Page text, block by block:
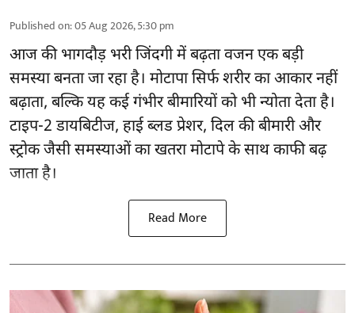
Published on:05 Aug 2026, 5:30 pm
आज की भागदौड़ भरी जिंदगी में बढ़ता वजन एक बड़ी
समस्या बनता जा रहा है। मोटापा सिर्फ शरीर का आकार नहीं
बढ़ाता, बल्कि यह कई गंभीर बीमारियों को भी न्योता देता है।
टाइप-2 डायबिटीज, हाई ब्लड प्रेशर, दिल की बीमारी और
स्ट्रोक जैसी समस्याओं का खतरा मोटापे के साथ काफी बढ़
जाता है।
Read More